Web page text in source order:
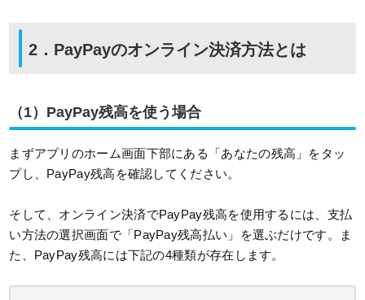
2．PayPayのオンライン決済方法とは
（1）PayPay残高を使う場合
まずアプリのホーム画面下部にある「あなたの残高」をタッ
プし、PayPay残高を確認してください。
そして、オンライン決済でPayPay残高を使用するには、支払
い方法の選択画面で「PayPay残高払い」を選ぶだけです。ま
た、PayPay残高には下記の4種類が存在します。